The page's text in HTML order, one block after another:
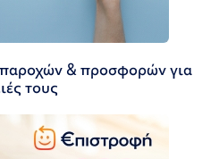
& προσφορών για
τους